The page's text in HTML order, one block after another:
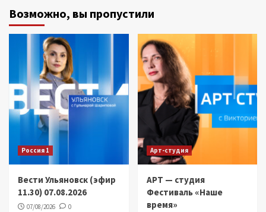
Возможно, вы пропустили
Россия 1
Вести Ульяновск (эфир
11.30) 07.08.2026
07/08/2026 0
Арт-студия
АРТ — студия
Фестиваль «Наше
время»